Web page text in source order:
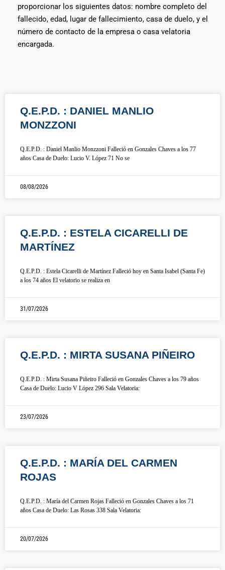
proporcionar los siguientes datos: nombre completo del
fallecido, edad, lugar de fallecimiento, casa de duelo, y el
número de contacto de la empresa o casa velatoria
encargada.
Q.E.P.D. : DANIEL MANLIO
MONZZONI
Q.E.P.D. : Daniel Manlio Monzzoni Falleció en Gonzales Chaves a los 77
años Casa de Duelo: Lucio V. López 71 No se
08/08/2026
Q.E.P.D. : ESTELA CICARELLI DE
MARTÍNEZ
Q.E.P.D. : Estela Cicarelli de Martínez Falleció hoy en Santa Isabel (Santa Fe)
a los 74 años El velatorio se realiza en
31/07/2026
Q.E.P.D. : MIRTA SUSANA PIÑEIRO
Q.E.P.D. : Mirta Susana Piñeiro Falleció en Gonzales Chaves a los 79 años
Casa de Duelo: Lucio V López 296 Sala Velatoria:
23/07/2026
Q.E.P.D. : MARÍA DEL CARMEN
ROJAS
Q.E.P.D. : María del Carmen Rojas Falleció en Gonzales Chaves a los 71
años Casa de Duelo: Las Rosas 338 Sala Velatoria:
20/07/2026